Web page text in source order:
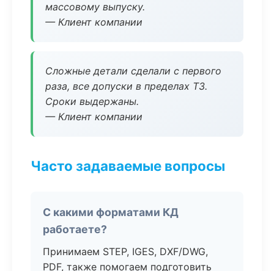
массовому выпуску.
— Клиент компании
Сложные детали сделали с первого
раза, все допуски в пределах ТЗ.
Сроки выдержаны.
— Клиент компании
Часто задаваемые вопросы
С какими форматами КД
работаете?
Принимаем STEP, IGES, DXF/DWG,
PDF, также помогаем подготовить